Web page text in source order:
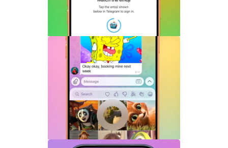
Telegram机器人流式响应功能详解：AI回
复实时生成体验升级